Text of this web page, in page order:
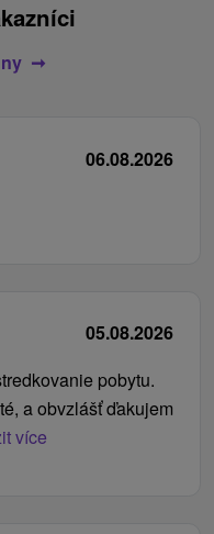
06.08.2026
05.08.2026
pobytu.
a obvzlášť ďakujem
více